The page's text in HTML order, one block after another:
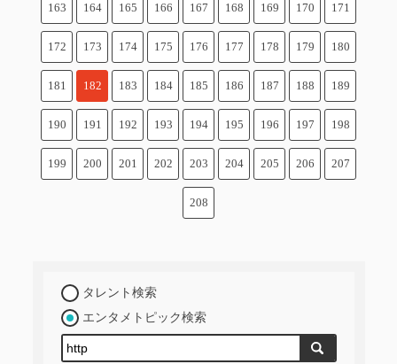
163 164 165 166 167 168 169 170 171
172 173 174 175 176 177 178 179 180
181 182 183 184 185 186 187 188 189
190 191 192 193 194 195 196 197 198
199 200 201 202 203 204 205 206 207
208
タレント検索
エンタメトピック検索